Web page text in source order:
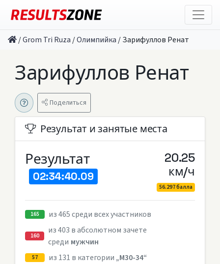
/Grom Tri Ruza /Олимпийка /Зарифуллов Ренат
Зарифуллов Ренат
Поделиться
Результат и занятые места
Результат
02:34:40.09
20.25
км/ч
56.297 балла
165 из 465 среди всех участников
160
из 403 в абсолютном зачете
среди мужчин
57 из 131 в категории „M30-34“